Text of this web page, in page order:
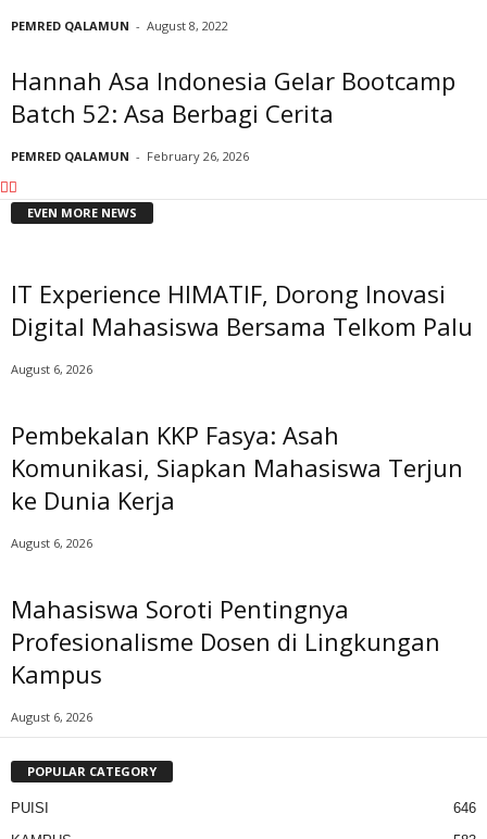
PEMRED QALAMUN - August 8, 2022
Hannah Asa Indonesia Gelar Bootcamp
Batch 52: Asa Berbagi Cerita
PEMRED QALAMUN - February 26, 2026
EVEN MORE NEWS
IT Experience HIMATIF, Dorong Inovasi
Digital Mahasiswa Bersama Telkom Palu
August 6, 2026
Pembekalan KKP Fasya: Asah
Komunikasi, Siapkan Mahasiswa Terjun
ke Dunia Kerja
August 6, 2026
Mahasiswa Soroti Pentingnya
Profesionalisme Dosen di Lingkungan
Kampus
August 6, 2026
POPULAR CATEGORY
PUISI
646